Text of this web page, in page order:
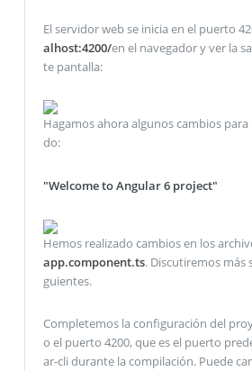
El servidor web se inicia en el puerto
alhost:4200/en el navegador y ver la
te pantalla:
Hagamos ahora algunos cambios
do:
"Welcome to Angular 6 project"
Hemos realizado cambios en los
app.component.ts. Discutiremos más
guientes.
Completemos la configuración del
o el puerto 4200, que es el puerto
ar-cli durante la compilación. Puede